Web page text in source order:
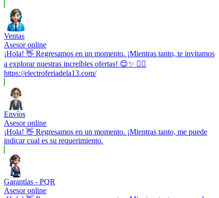
Ventas
Asesor online
¡Hola! 👋 Regresamos en un momento. ¡Mientras tanto, te invitamos
a explorar nuestras increíbles ofertas! 😊✨ 👉🏼
https://electroferiadela13.com/
Envíos
Asesor online
¡Hola! 👋 Regresamos en un momento. ¡Mientras tanto, me puede
indicar cual es su requerimiento.
Garantías - PQR
Asesor online